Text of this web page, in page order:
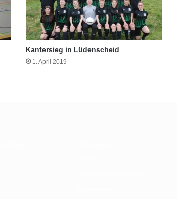
Kantersieg in Lüdenscheid
1. April 2019